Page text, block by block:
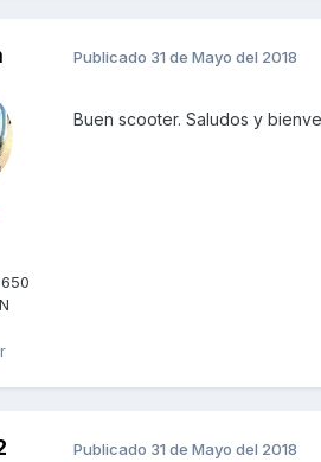
Publicado 31 de Mayo del 2018
Buen scooter. Saludos y
Publicado 31 de Mayo del 2018